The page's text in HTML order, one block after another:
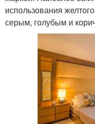
использования
серым, голубым и